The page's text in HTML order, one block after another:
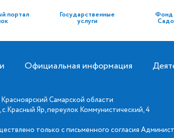
портал Государственные
услуги
Фонд
Официальная информация
Самарской области
Яр, переулок Коммунистический, 4
только с письменного согласия